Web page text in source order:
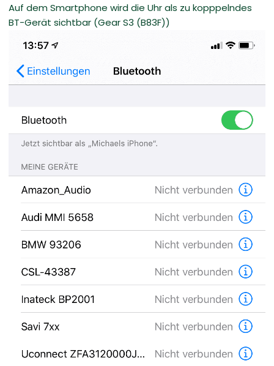
Auf dem Smartphone wird die Uhr als zu kopppelndes
BT-Gerät sichtbar (Gear S3 (B83F))